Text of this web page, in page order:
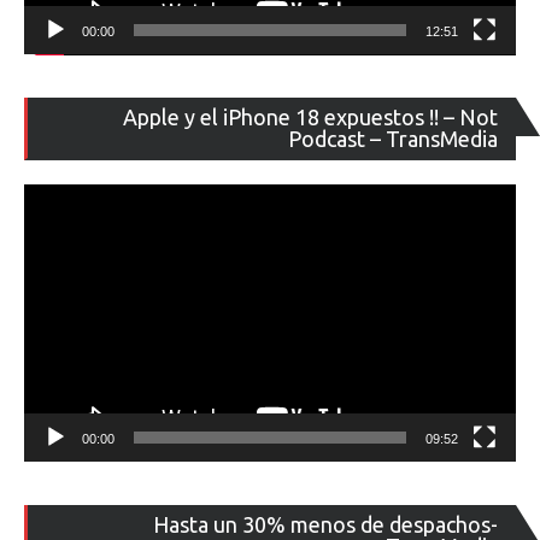
00:00 12:51
Apple y el iPhone 18 expuestos !! – Not
Podcast – TransMedia
de
00:00 09:52
Hasta un 30% menos de despachos-